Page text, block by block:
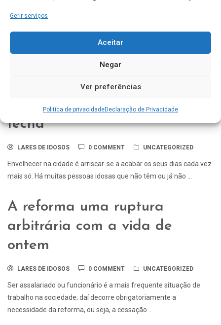
Gerir serviços
Aceitar
Negar
Ver preferências
Politica de privacidadeDeclaração de Privacidade
LARES DE IDOSOS
Surge sempre uma incógnita, quanto aos termos aplicados,
quando se fala em lar de idosos e residência para
idosos. Avaliando somente os termos aplicados, estas ...
Ser Idoso um isolamento
crescente, um universo que se
fecha
LARES DE IDOSOS 0 COMMENT UNCATEGORIZED
Envelhecer na cidade é arriscar-se a acabar os seus dias cada vez
mais só. Há muitas pessoas idosas que não têm ou já não ...
A reforma uma ruptura
arbitrária com a vida de
ontem
LARES DE IDOSOS 0 COMMENT UNCATEGORIZED
Ser assalariado ou funcionário é a mais frequente situação de
trabalho na sociedade; daí decorre obrigatoriamente a
necessidade da reforma, ou seja, a cessação ...